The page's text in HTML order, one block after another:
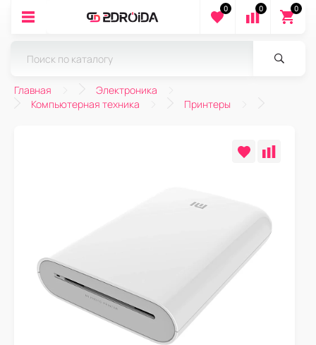
0 0 0
Главная
Электроника
Компьютерная техника
Принтеры